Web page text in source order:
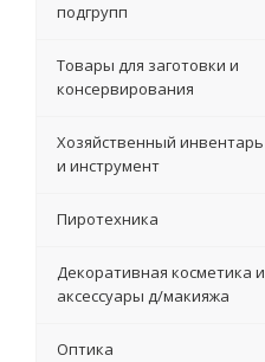
подгрупп
Товары для заготовки и
консервирования
Хозяйственный инвентарь
и инструмент
Пиротехника
Декоративная косметика и
аксессуары д/макияжа
Оптика